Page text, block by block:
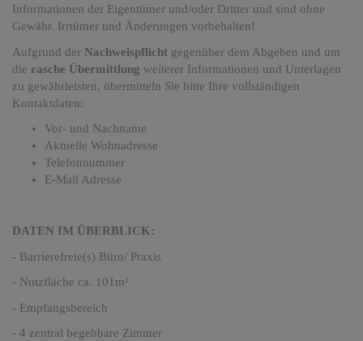
Informationen der Eigentümer und/oder Dritter und sind ohne
Gewähr. Irrtümer und Änderungen vorbehalten!
Aufgrund der Nachweispflicht gegenüber dem Abgeben und um
die rasche Übermittlung weiterer Informationen und Unterlagen
zu gewährleisten, übermitteln Sie bitte Ihre vollständigen
Kontaktdaten:
Vor- und Nachname
Aktuelle Wohnadresse
Telefonnummer
E-Mail Adresse
DATEN IM ÜBERBLICK:
- Barrierefreie(s) Büro/ Praxis
- Nutzfläche ca. 101m²
- Empfangsbereich
- 4 zentral begehbare Zimmer